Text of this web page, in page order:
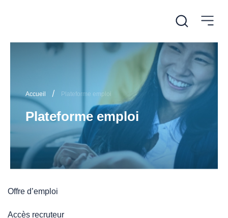
Accueil / Plateforme emploi
Plateforme emploi
Offre d’emploi
Accès recruteur